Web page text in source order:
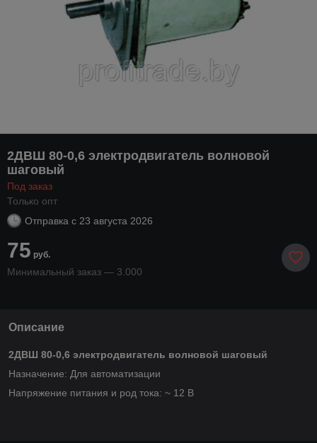
2ДВШ 80-0,6 электродвигатель волновой
шаговый
Под заказ
Только опт
Отправка с 23 августа 2026
75 руб.
Минимальный заказ — 3.000
Описание
2ДВШ 80-0,6 электродвигатель волновой шаговый
Назначение: Для автоматизации
Напряжение питания и род тока: ~ 12 В